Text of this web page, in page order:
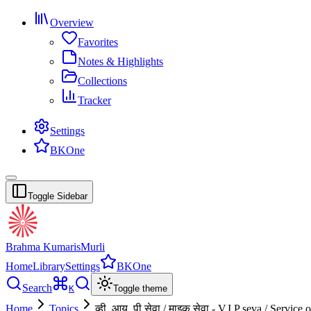
Overview
Favorites
Notes & Highlights
Collections
Tracker
Settings
BKOne
Toggle Sidebar
Brahma KumarisMurli
HomeLibrarySettings
BKOne
Search
K Toggle theme
Home Topics व्ही. आय. पी सेवा / माइक सेवा - V.I.P seva / Service